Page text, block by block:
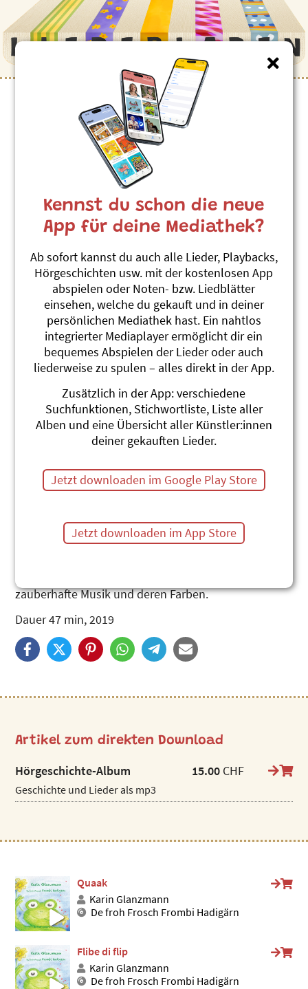
De froh Frosch Frombi
Hadigärn
Geschichte, Lieder & Erzählung
Karin Glanzmann
Dieses überaus liebliche Musical handelt vom
kleinen Kuscheltierfrosch Frombi Hadigärn, der
verloren ging. Sowohl Max, der Besitzer, wie auch der
können. Schafft es der kleine Frosch wohl, zu seinem
Freund zurückzufinden? Und wenn ja, wie stellt er
zauberhafte Musik und deren Farben.
Dauer 47 min, 2019
Artikel zum direkten Download
Hörgeschichte-Album 15.00 CHF
Geschichte und Lieder als mp3
Quaak
Karin Glanzmann
De froh Frosch Frombi Hadigärn
Flibe di flip
Karin Glanzmann
De froh Frosch Frombi Hadigärn
Kennst du schon die neue
App für deine Mediathek?
Ab sofort kannst du auch alle Lieder, Playbacks,
Hörgeschichten usw. mit der kostenlosen App
abspielen oder Noten- bzw. Liedblätter
einsehen, welche du gekauft und in deiner
persönlichen Mediathek hast. Ein nahtlos
integrierter Mediaplayer ermöglicht dir ein
bequemes Abspielen der Lieder oder auch
liederweise zu spulen – alles direkt in der App.
Zusätzlich in der App: verschiedene
Suchfunktionen, Stichwortliste, Liste aller
Alben und eine Übersicht aller Künstler:innen
deiner gekauften Lieder.
Jetzt downloaden im Google Play Store
Jetzt downloaden im App Store